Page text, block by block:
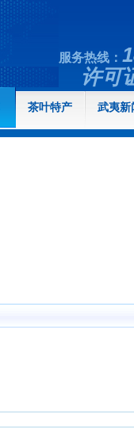
服务热线：
许可
茶叶特产 武夷新